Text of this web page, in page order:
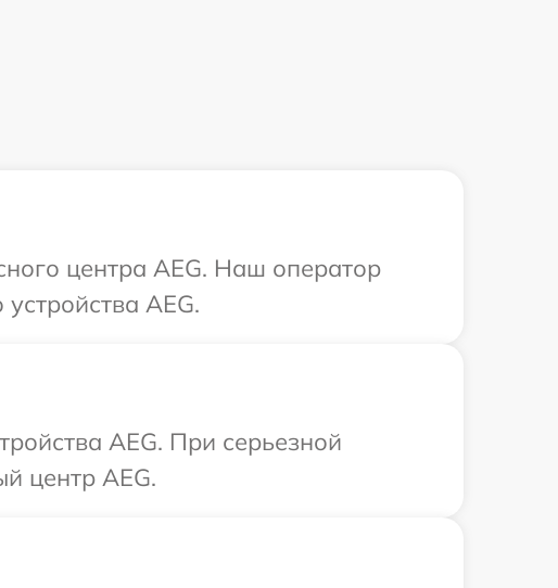
центра AEG. Наш оператор
AEG.
AEG. При серьезной
центр AEG.